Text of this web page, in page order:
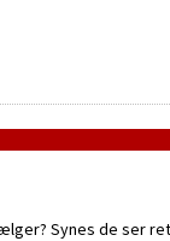
Synes de ser